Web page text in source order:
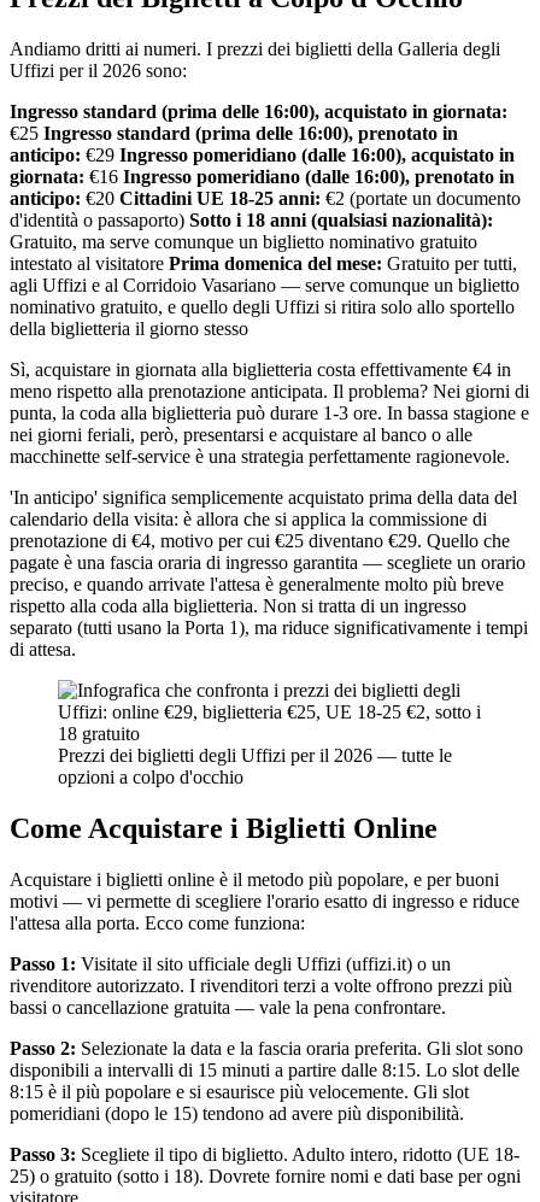
Andiamo dritti ai numeri. I prezzi dei biglietti della Galleria degli
Uffizi per il 2026 sono:
Ingresso standard (prima delle 16:00), acquistato in giornata:
€25 Ingresso standard (prima delle 16:00), prenotato in
anticipo: €29 Ingresso pomeridiano (dalle 16:00), acquistato in
giornata: €16 Ingresso pomeridiano (dalle 16:00), prenotato in
anticipo: €20 Cittadini UE 18-25 anni: €2 (portate un documento
d'identità o passaporto) Sotto i 18 anni (qualsiasi nazionalità):
Gratuito, ma serve comunque un biglietto nominativo gratuito
intestato al visitatore Prima domenica del mese: Gratuito per tutti,
agli Uffizi e al Corridoio Vasariano — serve comunque un biglietto
nominativo gratuito, e quello degli Uffizi si ritira solo allo sportello
della biglietteria il giorno stesso
Sì, acquistare in giornata alla biglietteria costa effettivamente €4 in
meno rispetto alla prenotazione anticipata. Il problema? Nei giorni di
punta, la coda alla biglietteria può durare 1-3 ore. In bassa stagione e
nei giorni feriali, però, presentarsi e acquistare al banco o alle
macchinette self-service è una strategia perfettamente ragionevole.
'In anticipo' significa semplicemente acquistato prima della data del
calendario della visita: è allora che si applica la commissione di
prenotazione di €4, motivo per cui €25 diventano €29. Quello che
pagate è una fascia oraria di ingresso garantita — scegliete un orario
preciso, e quando arrivate l'attesa è generalmente molto più breve
rispetto alla coda alla biglietteria. Non si tratta di un ingresso
separato (tutti usano la Porta 1), ma riduce significativamente i tempi
di attesa.
Prezzi dei biglietti degli Uffizi per il 2026 — tutte le
opzioni a colpo d'occhio
Come Acquistare i Biglietti Online
Acquistare i biglietti online è il metodo più popolare, e per buoni
motivi — vi permette di scegliere l'orario esatto di ingresso e riduce
l'attesa alla porta. Ecco come funziona:
Passo 1: Visitate il sito ufficiale degli Uffizi (uffizi.it) o un
rivenditore autorizzato. I rivenditori terzi a volte offrono prezzi più
bassi o cancellazione gratuita — vale la pena confrontare.
Passo 2: Selezionate la data e la fascia oraria preferita. Gli slot sono
disponibili a intervalli di 15 minuti a partire dalle 8:15. Lo slot delle
8:15 è il più popolare e si esaurisce più velocemente. Gli slot
pomeridiani (dopo le 15) tendono ad avere più disponibilità.
Passo 3: Scegliete il tipo di biglietto. Adulto intero, ridotto (UE 18-
25) o gratuito (sotto i 18). Dovrete fornire nomi e dati base per ogni
visitatore.